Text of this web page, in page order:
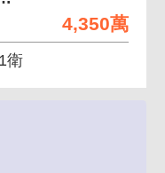
4,350萬
衛